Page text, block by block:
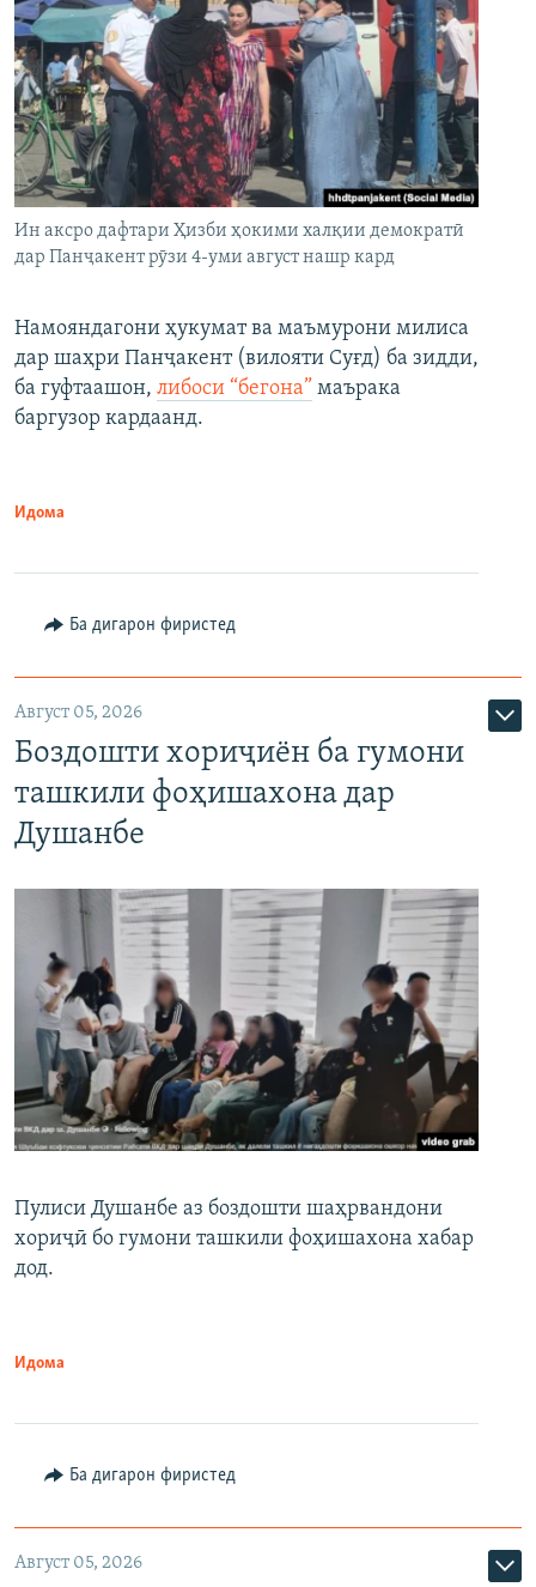
Ин аксро дафтари Ҳизби ҳокими халқии демократӣ
дар Панҷакент рӯзи 4-уми август нашр кард
Намояндагони ҳукумат ва маъмурони милиса
дар шаҳри Панҷакент (вилояти Суғд) ба зидди,
ба гуфтаашон, либоси “бегона” маърака
баргузор кардаанд.
Идома
Ба дигарон фиристед
Август 05, 2026
Боздошти хориҷиён ба гумони
ташкили фоҳишахона дар
Душанбе
Пулиси Душанбе аз боздошти шаҳрвандони
хориҷӣ бо гумони ташкили фоҳишахона хабар
дод.
Идома
Ба дигарон фиристед
Август 05, 2026